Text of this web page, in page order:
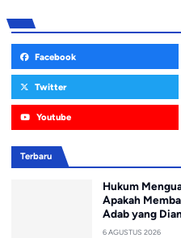
Facebook
Twitter
Youtube
Terbaru
Hukum
Apakah
Adab yang
6 AGUSTUS 2026